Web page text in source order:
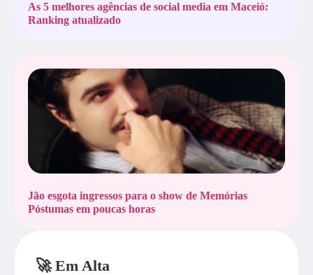
As 5 melhores agências de social media em Maceió:
Ranking atualizado
Jão esgota ingressos para o show de Memórias
Póstumas em poucas horas
🚀 Em Alta